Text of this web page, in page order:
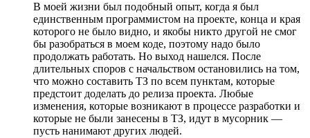
В моей жизни был подобный опыт, когда я был
единственным программистом на проекте, конца и края
которого не было видно, и якобы никто другой не смог
бы разобраться в моем коде, поэтому надо было
продолжать работать. Но выход нашелся. После
длительных споров с начальством остановились на том,
что можно составить ТЗ по всем пунктам, которые
предстоит доделать до релиза проекта. Любые
изменения, которые возникают в процессе разработки и
которые не были занесены в ТЗ, идут в мусорник —
пусть нанимают других людей.